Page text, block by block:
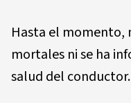
Hasta el momento,
mortales ni se ha
salud del conductor.